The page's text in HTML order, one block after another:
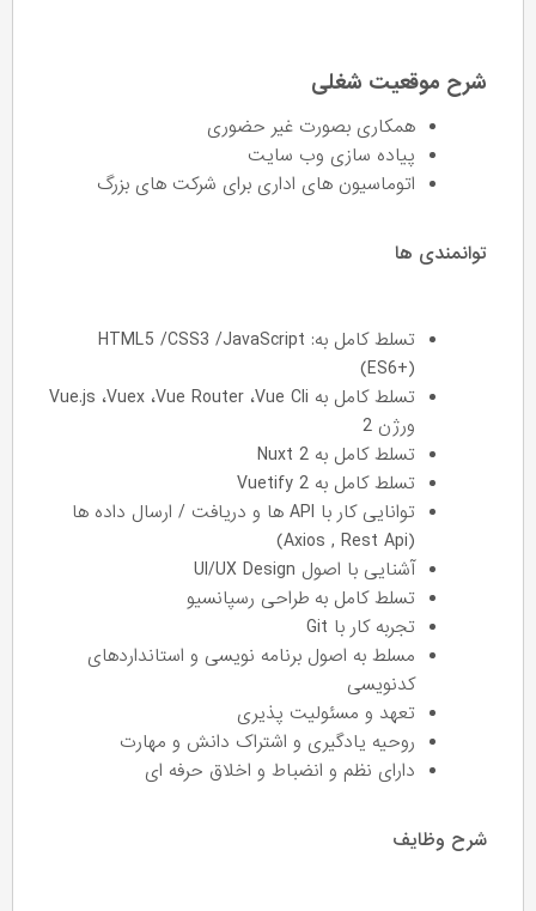
شرح موقعیت شغلی
همکاری بصورت غیر حضوری
پیاده سازی وب سایت
اتوماسیون های اداری برای شرکت های بزرگ
توانمندی ها
تسلط کامل به: HTML5 /CSS3 /JavaScript
(ES6+)
تسلط کامل به Vue.js ،Vuex ،Vue Router ،Vue Cli
ورژن 2
تسلط کامل به 2 Nuxt
تسلط کامل به Vuetify 2
توانایی کار با API ها و دریافت / ارسال داده ها
(Axios , Rest Api)
آشنایی با اصول UI/UX Design
تسلط کامل به طراحی رسپانسیو
تجربه کار با Git
مسلط به اصول برنامه نویسی و استانداردهای
کدنویسی
تعهد و مسئولیت پذیری
روحیه یادگیری و اشتراک دانش و مهارت
دارای نظم و انضباط و اخلاق حرفه ای
شرح وظایف